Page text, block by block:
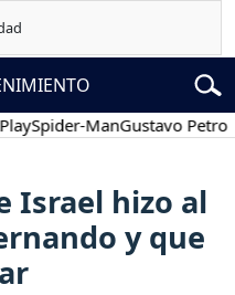
ManGustavo Petro
Israel hizo al
y que